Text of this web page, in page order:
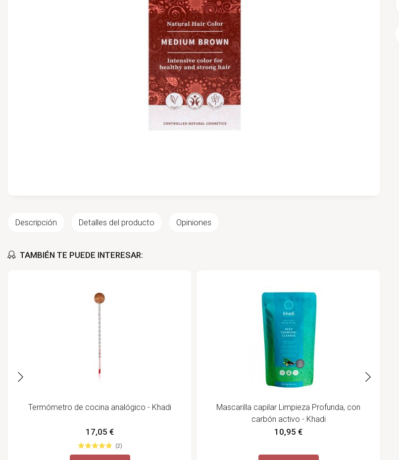
Descripción Detalles del producto Opiniones
TAMBIÉN TE PUEDE INTERESAR:
Termómetro de cocina analógico - Khadi
17,05 €
(2)
Mascarilla capilar Limpieza Profunda, con
carbón activo - Khadi
10,95 €